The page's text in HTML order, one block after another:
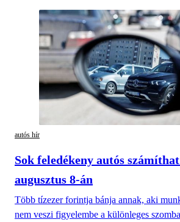
autós hír
Sok feledékeny autós
augusztus 8-án
Több tízezer forintja bánja annak, aki
nem veszi figyelembe a különleges